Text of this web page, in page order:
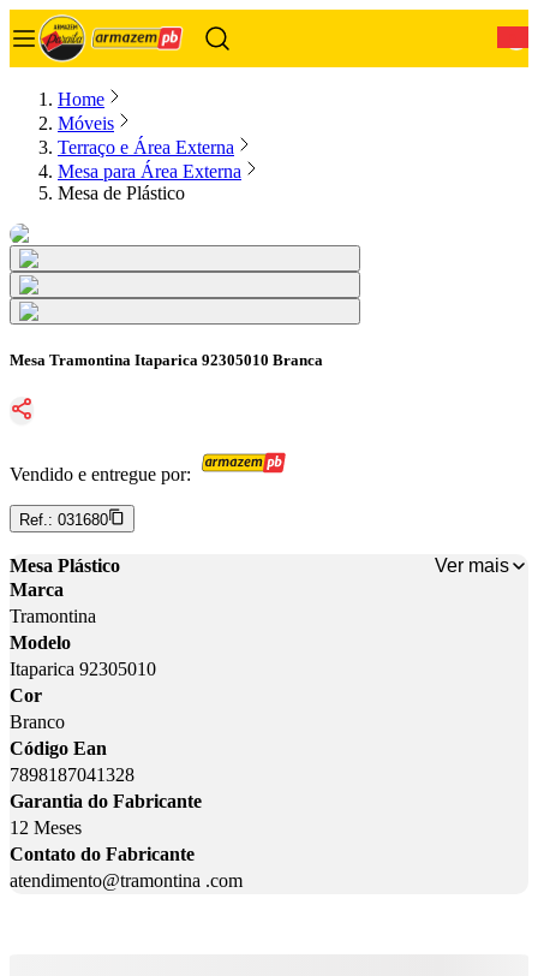
Home
Móveis
Terraço e Área Externa
Mesa para Área Externa
Mesa de Plástico
Mesa Tramontina Itaparica 92305010 Branca
Vendido e entregue por:
Ref.: 031680
Mesa Plástico
Ver mais
Marca
Tramontina
Modelo
Itaparica 92305010
Cor
Branco
Código Ean
7898187041328
Garantia do Fabricante
12 Meses
Contato do Fabricante
atendimento@tramontina .com